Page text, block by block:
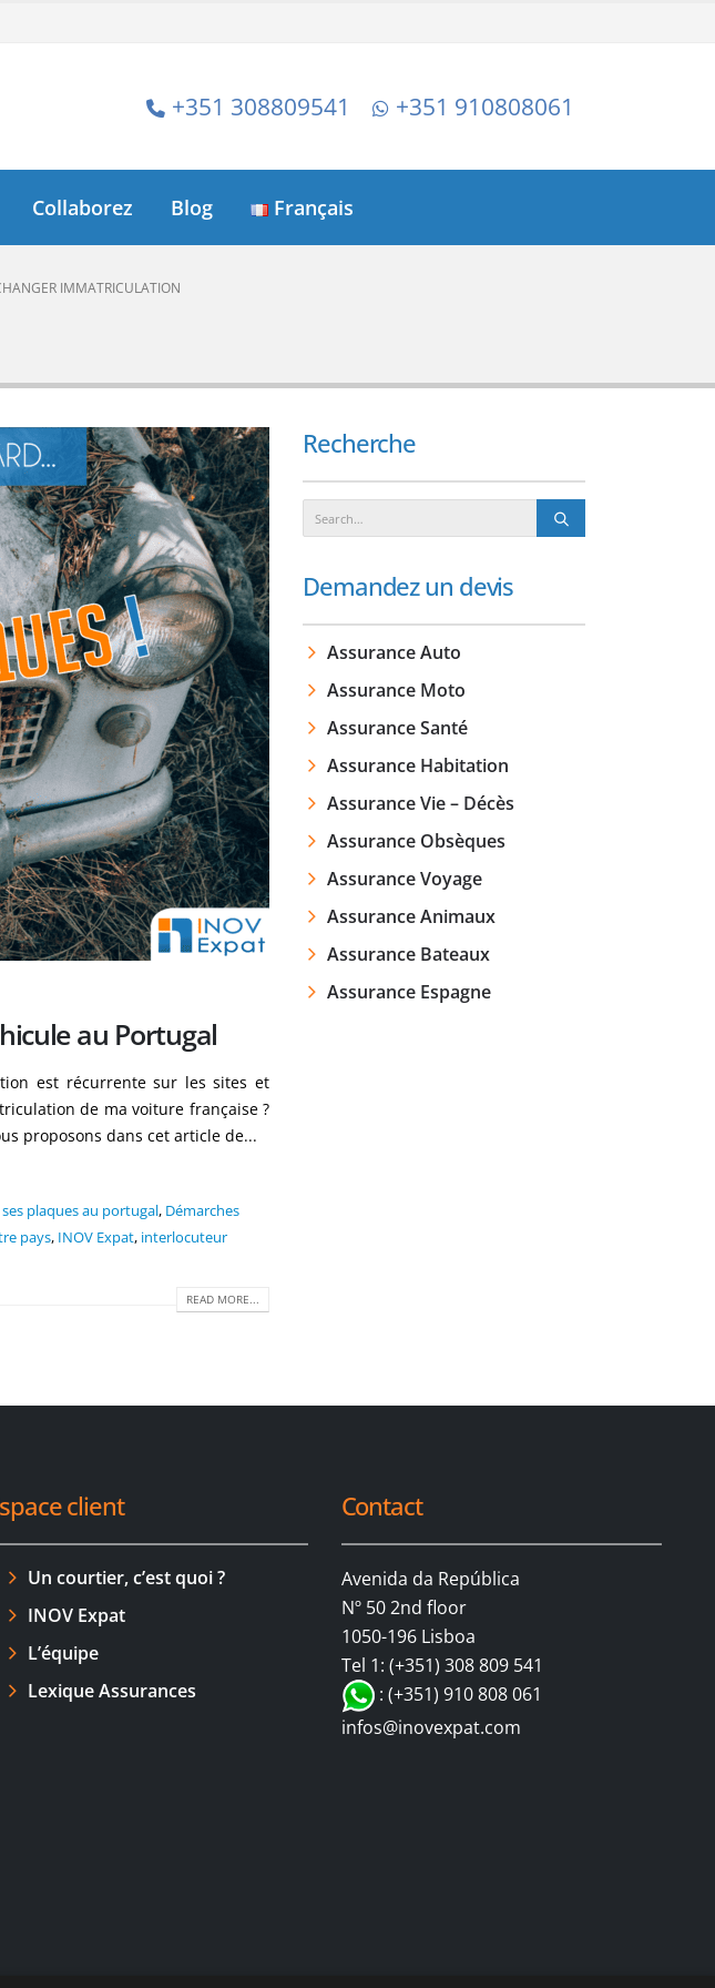
+351 308809541 +351 910808061
Collaborez Blog Français
IMMATRICULATION
au Portugal
est récurrente sur les sites et
de ma voiture française ?
proposons dans cet article de...
plaques au portugal, Démarches
pays, INOV Expat, interlocuteur
READ MORE...
Recherche
Demandez un devis
Assurance Auto
Assurance Moto
Assurance Santé
Assurance Habitation
Assurance Vie – Décès
Assurance Obsèques
Assurance Voyage
Assurance Animaux
Assurance Bateaux
Assurance Espagne
client
Un courtier, c’est quoi ?
INOV Expat
L’équipe
Lexique Assurances
Contact
Avenida da República
Nº 50 2nd floor
1050-196 Lisboa
Tel 1: (+351) 308 809 541
: (+351) 910 808 061
infos@inovexpat.com